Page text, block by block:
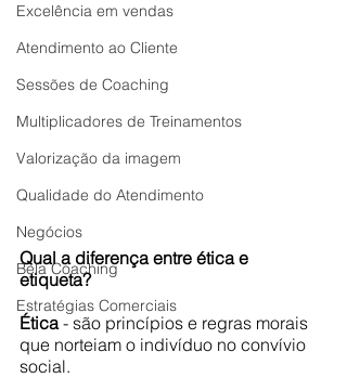
Excelência em vendas
Atendimento ao Cliente
Sessões de Coaching
Multiplicadores de Treinamentos
Valorização da imagem
Qualidade do Atendimento
Negócios
Bela Coaching
Estratégias Comerciais
Qual a diferença entre ética e
etiqueta?
Ética - são princípios e regras morais
que norteiam o indivíduo no convívio
social.